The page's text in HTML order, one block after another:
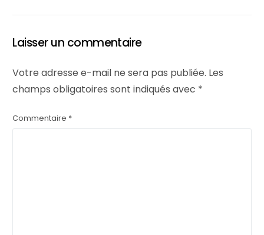
Laisser un commentaire
Votre adresse e-mail ne sera pas publiée. Les
champs obligatoires sont indiqués avec *
Commentaire *